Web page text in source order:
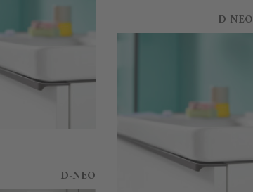
D-NEO
D-NEO